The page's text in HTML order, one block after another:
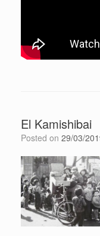
El Kamishibai
Posted on 29/03/